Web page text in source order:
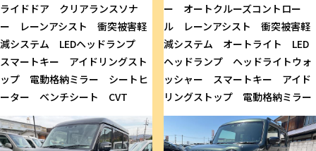
ライドドア クリアランスソナ
ー レーンアシスト 衝突被害軽
減システム LEDヘッドランプ
スマートキー アイドリングスト
ップ 電動格納ミラー シートヒ
ーター ベンチシート CVT
ー オートクルーズコントロー
ル レーンアシスト 衝突被害軽
減システム オートライト LED
ヘッドランプ ヘッドライトウォ
ッシャー スマートキー アイド
リングストップ 電動格納ミラー